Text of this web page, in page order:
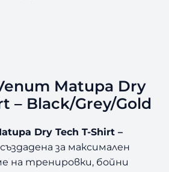
Matupa Dry
– Black/Grey/Gold
Dry Tech T-Shirt –
за максимален
на тренировки, бойни